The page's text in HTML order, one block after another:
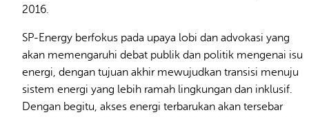
2016.
SP-Energy berfokus pada upaya lobi dan advokasi yang
akan memengaruhi debat publik dan politik mengenai isu
energi, dengan tujuan akhir mewujudkan transisi menuju
sistem energi yang lebih ramah lingkungan dan inklusif.
Dengan begitu, akses energi terbarukan akan tersebar